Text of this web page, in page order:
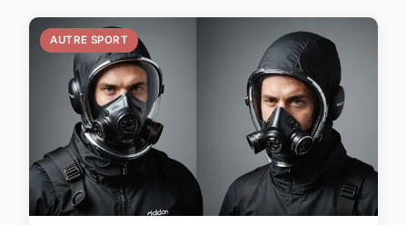
AUTRE SPORT